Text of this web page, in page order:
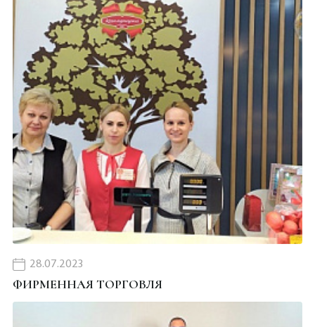
28.07.2023
ФИРМЕННАЯ ТОРГОВЛЯ